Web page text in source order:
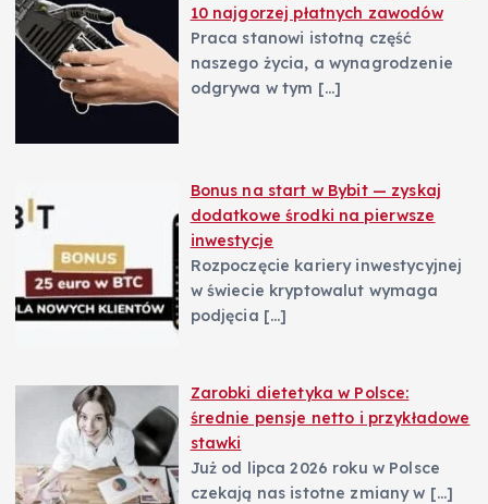
10 najgorzej płatnych zawodów
Praca stanowi istotną część
naszego życia, a wynagrodzenie
odgrywa w tym […]
Bonus na start w Bybit — zyskaj
dodatkowe środki na pierwsze
inwestycje
Rozpoczęcie kariery inwestycyjnej
w świecie kryptowalut wymaga
podjęcia […]
Zarobki dietetyka w Polsce:
średnie pensje netto i przykładowe
stawki
Już od lipca 2026 roku w Polsce
czekają nas istotne zmiany w […]